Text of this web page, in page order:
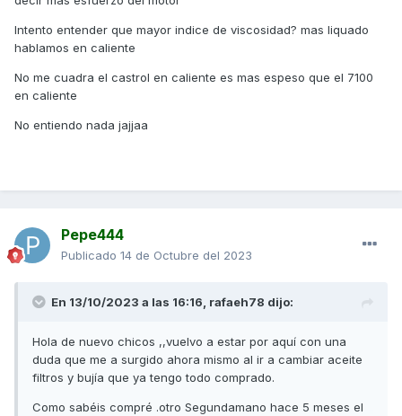
Intento entender que mayor indice de viscosidad? mas liquado
hablamos en caliente
No me cuadra el castrol en caliente es mas espeso que el 7100
en caliente
No entiendo nada jajjaa
Pepe444
Publicado 14 de Octubre del 2023
En 13/10/2023 a las 16:16, rafaeh78 dijo:
Hola de nuevo chicos ,,vuelvo a estar por aquí con una
duda que me a surgido ahora mismo al ir a cambiar aceite
filtros y bujía que ya tengo todo comprado.
Como sabéis compré .otro Segundamano hace 5 meses el